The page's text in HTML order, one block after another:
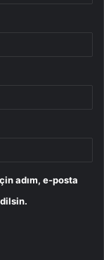
adım, e-posta